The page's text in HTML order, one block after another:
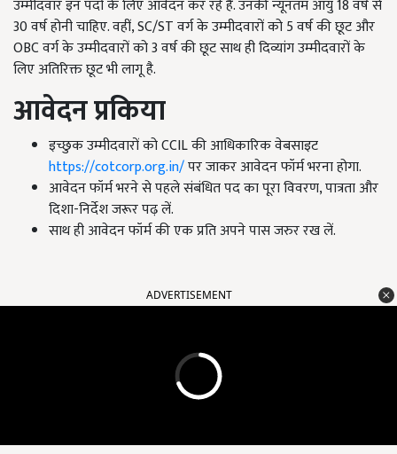
उम्मीदवार इन पदों के लिए आवेदन कर रहे हैं. उनकी न्यूनतम आयु 18 वर्ष से
30 वर्ष होनी चाहिए. वहीं, SC/ST वर्ग के उम्मीदवारों को 5 वर्ष की छूट और
OBC वर्ग के उम्मीदवारों को 3 वर्ष की छूट साथ ही दिव्यांग उम्मीदवारों के
लिए अतिरिक्त छूट भी लागू है.
आवेदन प्रकिया
इच्छुक उम्मीदवारों को CCIL की आधिकारिक वेबसाइट
https://cotcorp.org.in/पर जाकर आवेदन फॉर्म भरना होगा.
आवेदन फॉर्म भरने से पहले संबंधित पद का पूरा विवरण, पात्रता और
दिशा-निर्देश जरूर पढ़ लें.
साथ ही आवेदन फॉर्म की एक प्रति अपने पास जरुर रख लें.
ADVERTISEMENT